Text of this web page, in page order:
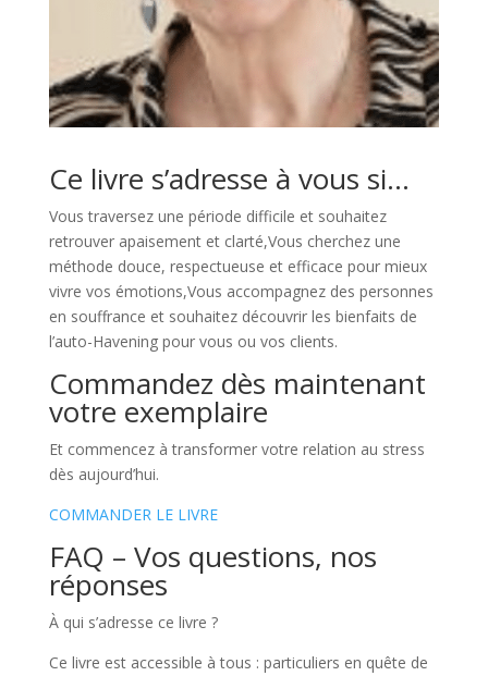
Ce livre s’adresse à vous si…
Vous traversez une période difficile et souhaitez
retrouver apaisement et clarté,Vous cherchez une
méthode douce, respectueuse et efficace pour mieux
vivre vos émotions,Vous accompagnez des personnes
en souffrance et souhaitez découvrir les bienfaits de
l’auto-Havening pour vous ou vos clients.
Commandez dès maintenant
votre exemplaire
Et commencez à transformer votre relation au stress
dès aujourd’hui.
COMMANDER LE LIVRE
FAQ – Vos questions, nos
réponses
À qui s’adresse ce livre ?
Ce livre est accessible à tous : particuliers en quête de